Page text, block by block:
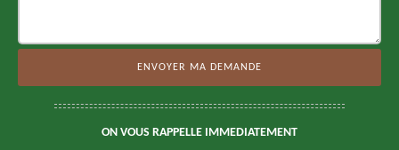
ON VOUS RAPPELLE IMMEDIATEMENT